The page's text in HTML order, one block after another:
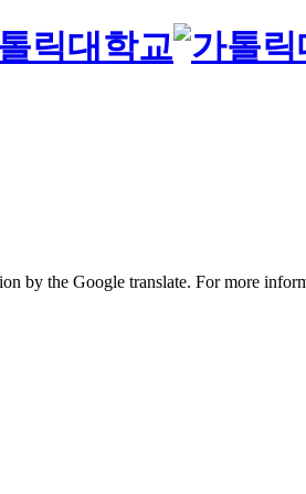
by the Google translate. For more